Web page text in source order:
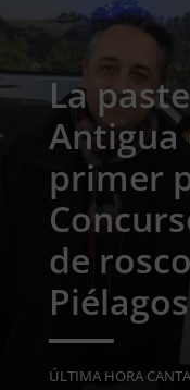
La
Antigua
primer
de
Piélagos
ÚLTIMA HORA